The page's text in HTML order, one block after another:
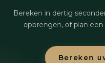
Bereken in dertig
opbrengen, of plan
Bereken